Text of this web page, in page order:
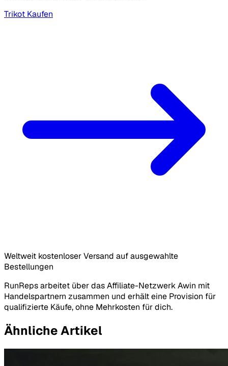
Trikot Kaufen
Weltweit kostenloser Versand auf ausgewahlte
Bestellungen
RunReps arbeitet über das Affiliate-Netzwerk Awin mit
Handelspartnern zusammen und erhält eine Provision für
qualifizierte Käufe, ohne Mehrkosten für dich.
Ähnliche Artikel